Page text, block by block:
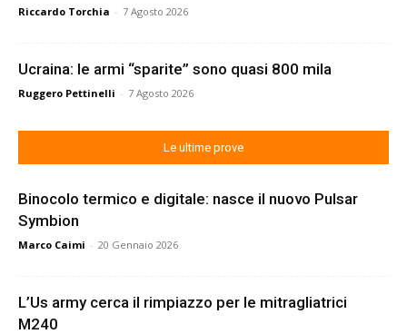
Riccardo Torchia - 7 Agosto 2026
Ucraina: le armi “sparite” sono quasi 800 mila
Ruggero Pettinelli - 7 Agosto 2026
Le ultime prove
Binocolo termico e digitale: nasce il nuovo Pulsar
Symbion
Marco Caimi - 20 Gennaio 2026
L’Us army cerca il rimpiazzo per le mitragliatrici
M240